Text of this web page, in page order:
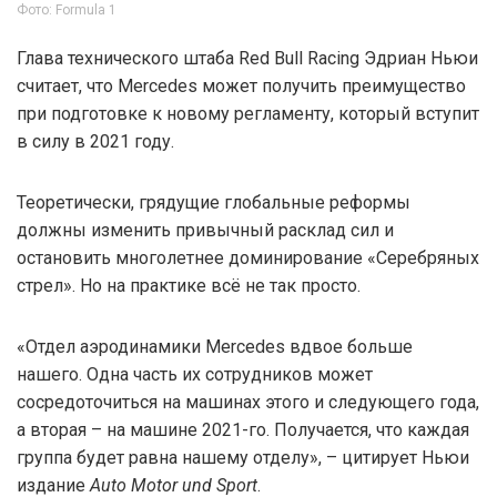
Фото: Formula 1
Глава технического штаба Red Bull Racing Эдриан Ньюи
считает, что Mercedes может получить преимущество
при подготовке к новому регламенту, который вступит
в силу в 2021 году.
Теоретически, грядущие глобальные реформы
должны изменить привычный расклад сил и
остановить многолетнее доминирование «Серебряных
стрел». Но на практике всё не так просто.
«Отдел аэродинамики Mercedes вдвое больше
нашего. Одна часть их сотрудников может
сосредоточиться на машинах этого и следующего года,
а вторая – на машине 2021-го. Получается, что каждая
группа будет равна нашему отделу», – цитирует Ньюи
издание Auto Motor und Sport.